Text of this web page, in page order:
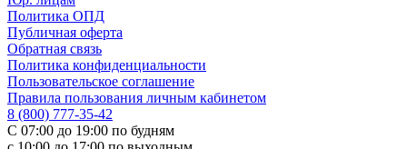
Политика ОПД
Публичная оферта
Обратная связь
Политика конфиденциальности
Пользовательское соглашение
Правила пользования личным кабинетом
8 (800) 777-35-42
С 07:00 до 19:00 по будням